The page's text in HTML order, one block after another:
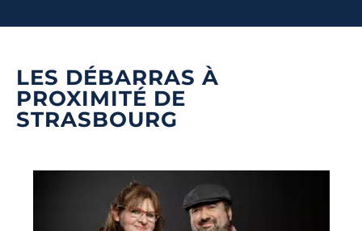
LES DÉBARRAS À
PROXIMITÉ DE
STRASBOURG